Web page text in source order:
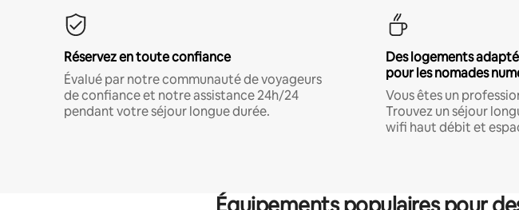
Réservez en toute confiance
Évalué par notre communauté de voyageurs
de confiance et notre assistance 24h/24
pendant votre séjour longue durée.
Des logements
pour les nomades
Vous êtes un
Trouvez un séjour
wifi haut débit et